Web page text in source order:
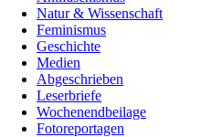
Natur & Wissenschaft
Feminismus
Geschichte
Medien
Abgeschrieben
Leserbriefe
Wochenendbeilage
Fotoreportagen